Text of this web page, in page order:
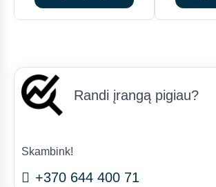
€1,750.00.
€1,344.00.
Randi įrangą pigiau?
Skambink!
+370 644 400 71